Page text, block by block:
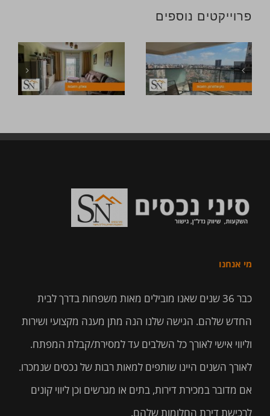
פרוייקטים נוספים
מי אנחנו
כבר 36 שנים שאנו מובילים מאות משפחות בדרך לבית
החדש שלהם. הגישה שלנו הנה מתן מענה מקצועי ושירות
וליווי אישי לאורך כל השלבים עד למסירת/קבלת המפתח.
לאורך השנים היינו שותפים למאות רבות של נכסים שנמכרו.
אם מדובר במכירת דירות, בתים או מגרשים וכן ליווי קונים
לרכישת דירת החלומות שלהם.